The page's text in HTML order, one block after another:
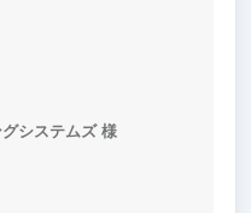
システムズ 様